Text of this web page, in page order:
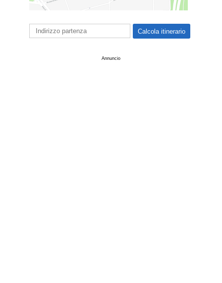
Annuncio